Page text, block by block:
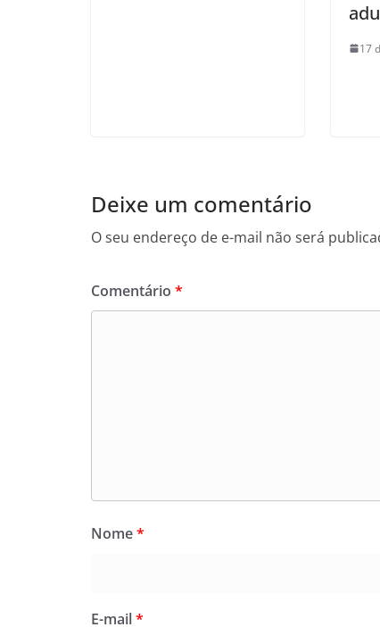
17
Deixe um comentário
O seu endereço de e-mail não será
Comentário *
Nome*
E-mail*